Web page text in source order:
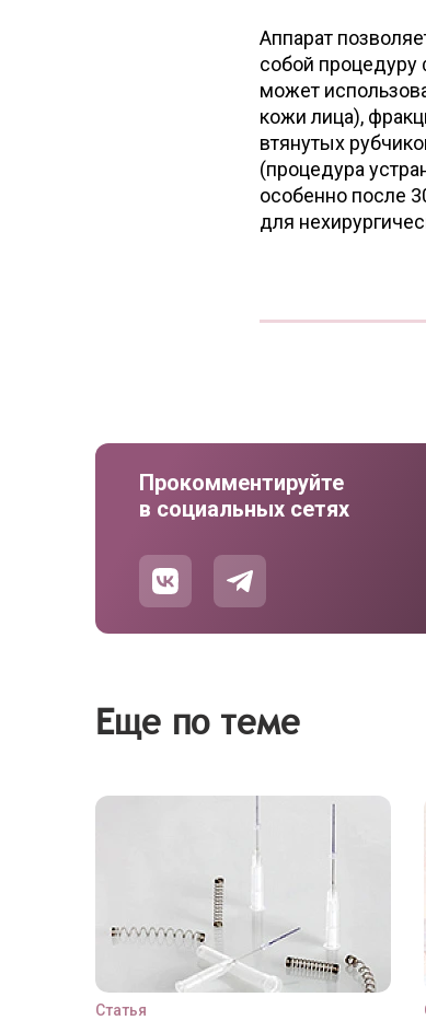
Аппарат
собой процедуру
может
кожи лица),
втянутых
(процедура
особенно после
для
Прокомментируйте
в социальных сетях
Еще по теме
Статья